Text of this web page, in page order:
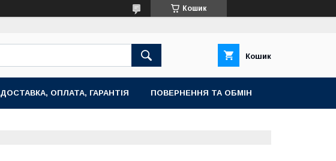
Кошик
Кошик
ДОСТАВКА, ОПЛАТА, ГАРАНТІЯ ПОВЕРНЕННЯ ТА ОБМІН